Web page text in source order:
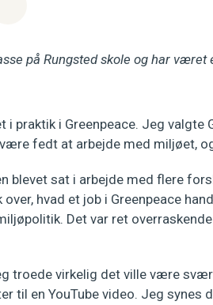
på Rungsted skole og har
i praktik i Greenpeace. Jeg valgte
fedt at arbejde med miljøet,
blevet sat i arbejde med flere
hvad et job i Greenpeace
Det var ret
troede virkelig det ville være
til en YouTube video. Jeg synes